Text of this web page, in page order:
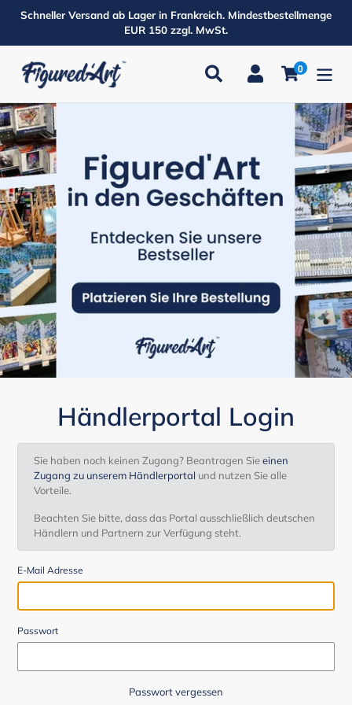
Schneller Versand ab Lager in Frankreich. Mindestbestellmenge
EUR 150 zzgl. MwSt.
Suchen Einloggen
0Produkte
Händlerportal Login
Sie haben noch keinen Zugang? Beantragen Sieeinen
Zugang zu unserem Händlerportal und nutzen Sie alle
Vorteile.
Beachten Sie bitte, dass das Portal ausschließlich deutschen
Händlern und Partnern zur Verfügung steht.
E-Mail Adresse
Passwort
Passwort vergessen